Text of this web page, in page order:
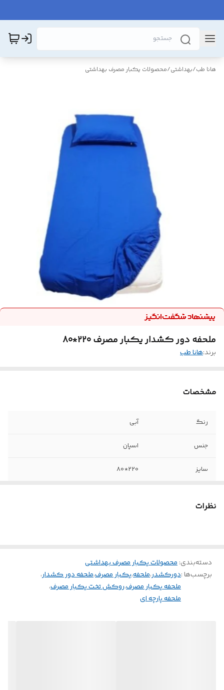
هانا طب/بهداشتی/محصولات یکبار مصرف بهداشتی
ملحفه دور کشدار یکبار مصرف 220*80
برند:هانا طب
مشخصات
رنگ آبی
جنس اسپان
سایز 220*80
نظرات
دسته‌بندی:محصولات یکبار مصرف بهداشتی
برچسب‌ها :دورکشدر،ملحفه،یکبار مصرف،ملحفه دور کشدار،
ملحفه یکبار مصرف،روکش تخت یکبار مصرف،
ملحفه پارچه ای